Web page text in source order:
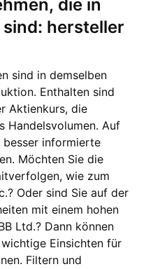
hersteller
sind in demselben
Enthalten sind
Aktienkurs, die
Handelsvolumen. Auf
besser informierte
Möchten Sie die
wie zum
Oder sind Sie auf der
mit einem hohen
Ltd.? Dann können
Einsichten für
Filtern und